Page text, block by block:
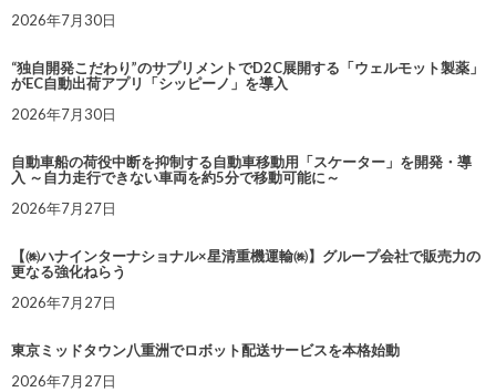
2026年7月30日
“独自開発こだわり”のサプリメントでD2C展開する「ウェルモット製薬」
がEC自動出荷アプリ「シッピーノ」を導入
2026年7月30日
自動車船の荷役中断を抑制する自動車移動用「スケーター」を開発・導
入 ～自力走行できない車両を約5分で移動可能に～
2026年7月27日
【㈱ハナインターナショナル×星清重機運輸㈱】グループ会社で販売力の
更なる強化ねらう
2026年7月27日
東京ミッドタウン八重洲でロボット配送サービスを本格始動
2026年7月27日